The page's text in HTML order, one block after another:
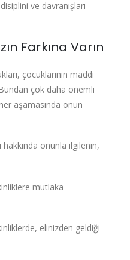
ve davranışları
Farkına Varın
çocuklarının maddi
çok daha önemli
aşamasında onun
onunla ilgilenin,
mutlaka
elinizden geldiği